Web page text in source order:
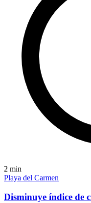
2 min
Playa del Carmen
Disminuye índice de